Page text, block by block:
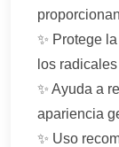
✨ Protege
los
✨ Ayuda a
apariencia
✨ Uso